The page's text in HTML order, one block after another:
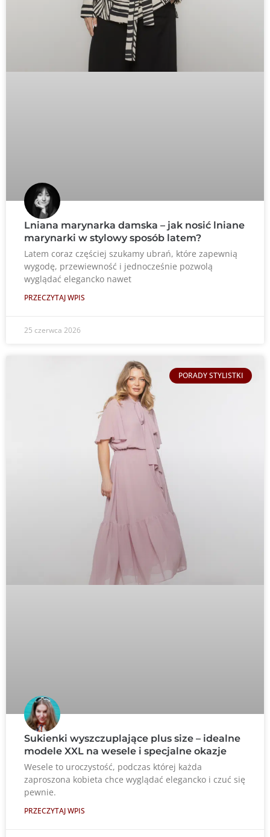
Lniana marynarka damska – jak nosić lniane
marynarki w stylowy sposób latem?
Latem coraz częściej szukamy ubrań, które zapewnią
wygodę, przewiewność i jednocześnie pozwolą
wyglądać elegancko nawet
PRZECZYTAJ WPIS
25 czerwca 2026
PORADY STYLISTKI
Sukienki wyszczuplające plus size – idealne
modele XXL na wesele i specjalne okazje
Wesele to uroczystość, podczas której każda
zaproszona kobieta chce wyglądać elegancko i czuć się
pewnie.
PRZECZYTAJ WPIS